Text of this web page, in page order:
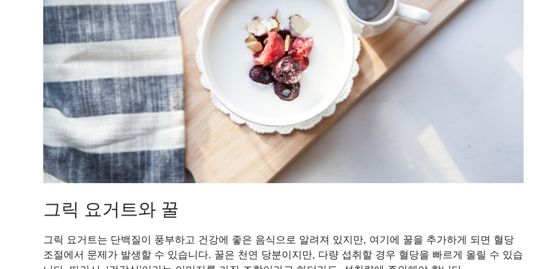
그릭 요거트와 꿀
그릭 요거트는 단백질이 풍부하고 건강에 좋은 음식으로 알려져 있지만, 여기에 꿀을 추가하게 되면 혈당
조절에서 문제가 발생할 수 있습니다. 꿀은 천연 당분이지만, 다량 섭취할 경우 혈당을 빠르게 올릴 수 있습